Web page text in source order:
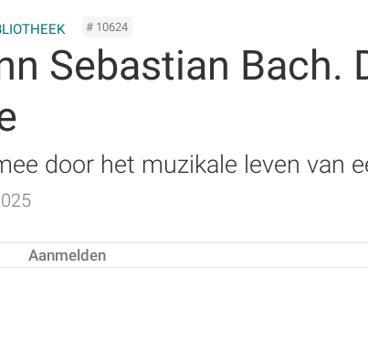
# 10624
Sebastian Bach.
door het muzikale leven van
Aanmelden